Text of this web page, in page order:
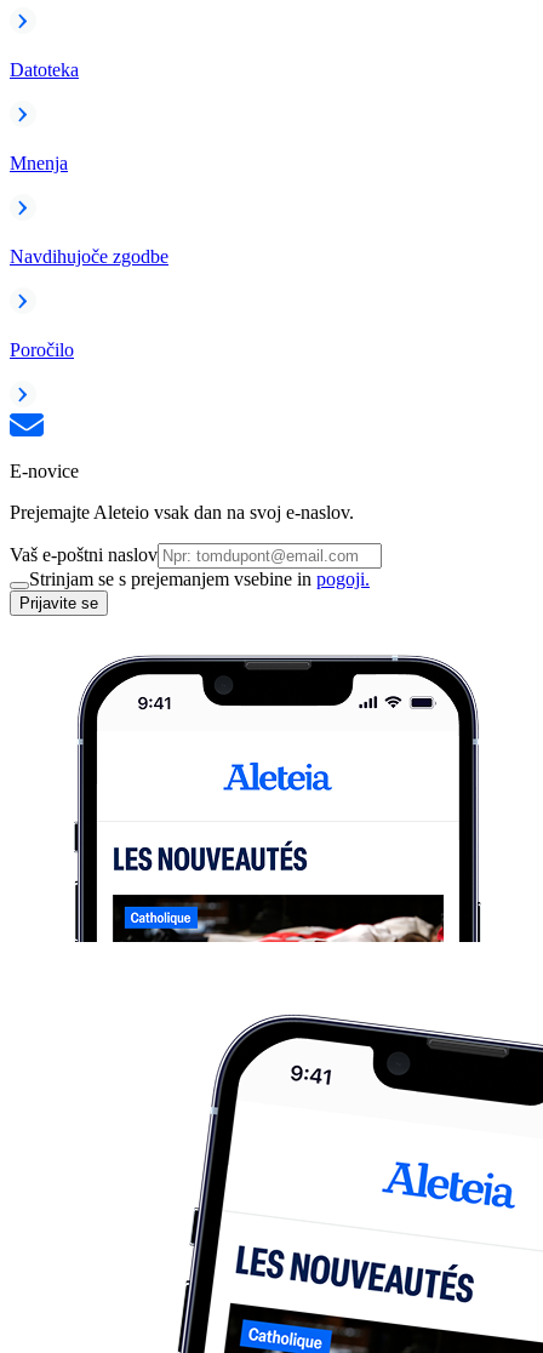
Datoteka
Mnenja
Navdihujoče zgodbe
Poročilo
E-novice
Prejemajte Aleteio vsak dan na svoj e-naslov.
Vaš e-poštni naslov
Strinjam se s prejemanjem vsebine in pogoji.
Prijavite se